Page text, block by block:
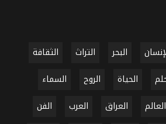
البحر التراث
الثقافة
الحياة الروح
السماء
العالم العراق العرب
الفن